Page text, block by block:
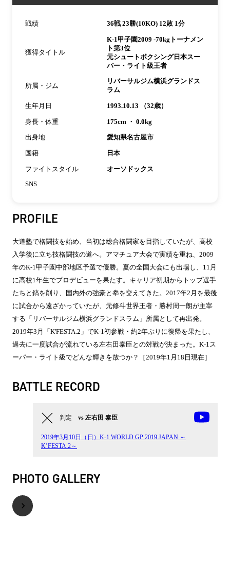
戦績 36戦 23勝(10KO) 12敗 1分
獲得タイトル
K-1甲子園2009 -70kgトーナメン
ト第3位
元シュートボクシング日本スー
パー・ライト級王者
所属・ジム
リバーサルジム横浜グランドス
ラム
生年月日 1993.10.13 （32歳）
身長・体重 175cm ・ 0.0kg
出身地 愛知県名古屋市
国籍 日本
ファイトスタイル オーソドックス
SNS
PROFILE
大道塾で格闘技を始め、当初は総合格闘家を目指していたが、高校
入学後に立ち技格闘技の道へ。アマチュア大会で実績を重ね、2009
年のK-1甲子園中部地区予選で優勝。夏の全国大会にも出場し、11月
に高校1年生でプロデビューを果たす。キャリア初期からトップ選手
たちと鎬を削り、国内外の強豪と拳を交えてきた。2017年2月を最後
に試合から遠ざかっていたが、元修斗世界王者・勝村周一朗が主宰
する「リバーサルジム横浜グランドスラム」所属として再出発。
2019年3月「K'FESTA.2」でK-1初参戦・約2年ぶりに復帰を果たし、
過去に一度試合が流れている左右田泰臣との対戦が決まった。K-1ス
ーパー・ライト級でどんな輝きを放つか？［2019年1月18日現在］
BATTLE RECORD
判定 vs 左右田 泰臣
2019年3月10日（日）K-1 WORLD GP 2019 JAPAN ～
K’FESTA.2～
PHOTO GALLERY